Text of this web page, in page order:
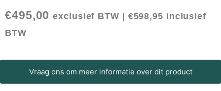
€495,00 exclusief BTW | €598,95 inclusief
BTW
Vraag ons om meer informatie over dit product